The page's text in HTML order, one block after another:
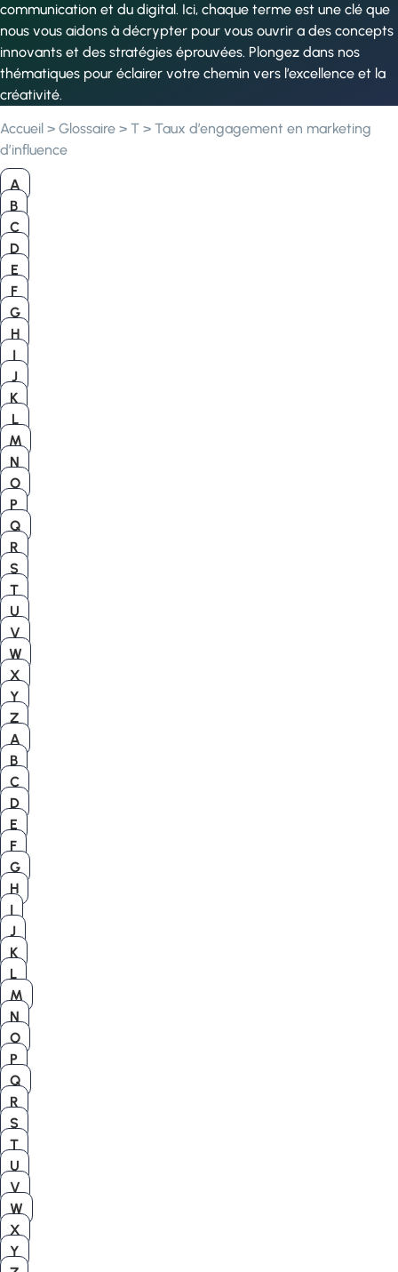
communication et du digital. Ici, chaque terme est une clé que
nous vous aidons à décrypter pour vous ouvrir a des concepts
innovants et des stratégies éprouvées. Plongez dans nos
thématiques pour éclairer votre chemin vers l’excellence et la
créativité.
Accueil > Glossaire > T > Taux d’engagement en marketing
d’influence
A
B
C
D
E
F
G
H
I
J
K
L
M
N
O
P
Q
R
S
T
U
V
W
X
Y
Z
A
B
C
D
E
F
G
H
I
J
K
L
M
N
O
P
Q
R
S
T
U
V
W
X
Y